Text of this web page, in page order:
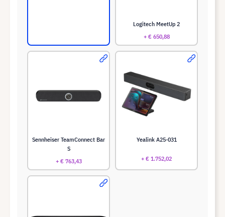
Logitech MeetUp 2
+ € 650,88
Sennheiser TeamConnect Bar
S
+ € 763,43
Yealink A25-031
+ € 1.752,02